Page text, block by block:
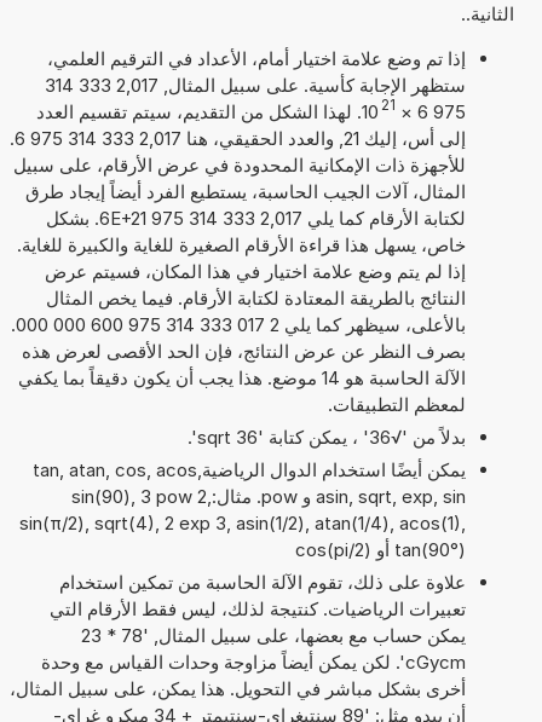
الثانية..
إذا تم وضع علامة اختيار أمام، الأعداد في الترقيم العلمي،
ستظهر الإجابة كأسية. على سبيل المثال, 2,017 333 314
975 6
×
10 21
. لهذا الشكل من التقديم، سيتم تقسيم العدد
إلى أس، إليك 21, والعدد الحقيقي، هنا 2,017 333 314 975 6.
للأجهزة ذات الإمكانية المحدودة في عرض الأرقام، على سبيل
المثال، آلات الجيب الحاسبة، يستطيع الفرد أيضاً إيجاد طرق
لكتابة الأرقام كما يلي 2,017 333 314 975 6E+21. بشكل
خاص، يسهل هذا قراءة الأرقام الصغيرة للغاية والكبيرة للغاية.
إذا لم يتم وضع علامة اختيار في هذا المكان، فسيتم عرض
النتائج بالطريقة المعتادة لكتابة الأرقام. فيما يخص المثال
بالأعلى، سيظهر كما يلي 2 017 333 314 975 600 000 000.
بصرف النظر عن عرض النتائج، فإن الحد الأقصى لعرض هذه
الآلة الحاسبة هو 14 موضع. هذا يجب أن يكون دقيقاً بما يكفي
لمعظم التطبيقات.
بدلاً من '√36' ، يمكن كتابة 'sqrt 36'.
يمكن أيضًا استخدام الدوال الرياضيةtan, atan, cos, acos,
asin, sqrt, exp, sin و pow. مثال:sin(90), 3 pow 2,
sin(π/2), sqrt(4), 2 exp 3, asin(1/2), atan(1/4), acos(1),
tan(90°) أو cos(pi/2)
علاوة على ذلك، تقوم الآلة الحاسبة من تمكين استخدام
تعبيرات الرياضيات. كنتيجة لذلك، ليس فقط الأرقام التي
يمكن حساب مع بعضها، على سبيل المثال, '78 * 23
cGycm'. لكن يمكن أيضاً مزاوجة وحدات القياس مع وحدة
أخرى بشكل مباشر في التحويل. هذا يمكن، على سبيل المثال،
أن يبدو مثل: '89 سنتيغراي-سنتيمتر + 34 ميكرو غراي-